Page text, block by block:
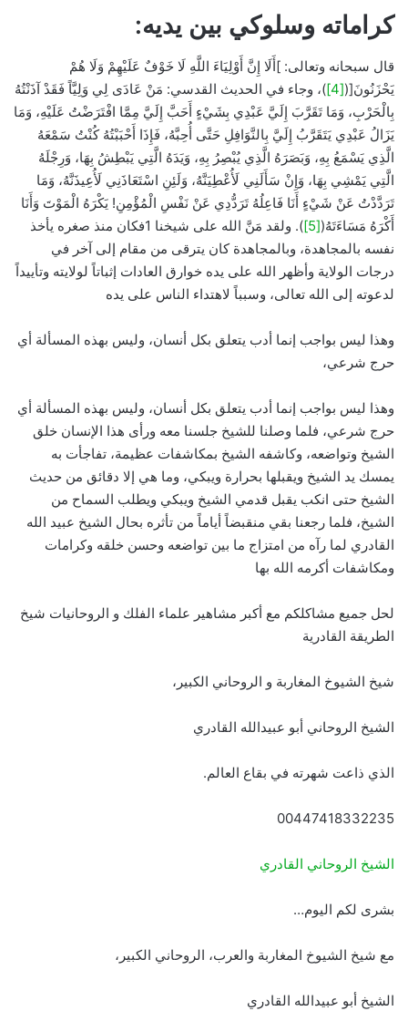
كراماته وسلوكي بين يديه:
قال سبحانه وتعالى: ]أَلَا إِنَّ أَوْلِيَاءَ اللَّهِ لَا خَوْفٌ عَلَيْهِمْ وَلَا هُمْ
يَحْزَنُونَ[([4]
)، وجاء في الحديث القدسي: مَنْ عَادَى لِي وَلِيَّاً فَقَدْ آذَنْتُهُ
بِالْحَرْبِ، وَمَا تَقَرَّبَ إِلَيَّ عَبْدِي بِشَيْءٍ أَحَبَّ إِلَيَّ مِمَّا افْتَرَضْتُ عَلَيْهِ، وَمَا
يَزَالُ عَبْدِي يَتَقَرَّبُ إِلَيَّ بِالنَّوَافِلِ حَتَّى أُحِبَّهُ، فَإِذَا أَحْبَبْتُهُ كُنْتُ سَمْعَهُ
الَّذِي يَسْمَعُ بِهِ، وَبَصَرَهُ الَّذِي يُبْصِرُ بِهِ، وَيَدَهُ الَّتِي يَبْطِشُ بِهَا، وَرِجْلَهُ
الَّتِي يَمْشِي بِهَا، وَإِنْ سَأَلَنِي لَأُعْطِيَنَّهُ، وَلَئِنِ اسْتَعَاذَنِي لَأُعِيذَنَّهُ، وَمَا
تَرَدَّدْتُ عَنْ شَيْءٍ أَنَا فَاعِلُهُ تَرَدُّدِي عَنْ نَفْسِ الْمُؤْمِنِ! يَكْرَهُ الْمَوْتَ وَأَنَا
أَكْرَهُ مَسَاءَتَهُ([5]
). ولقد مَنَّ الله على شيخنا 1فكان منذ صغره يأخذ
نفسه بالمجاهدة، وبالمجاهدة كان يترقى من مقام إلى آخر في
درجات الولاية وأظهر الله على يده خوارق العادات إثباتاً لولايته وتأييداً
لدعوته إلى الله تعالى، وسبباً لاهتداء الناس على يده
وهذا ليس بواجب إنما أدب يتعلق بكل أنسان، وليس بهذه المسألة أي
حرج شرعي،
وهذا ليس بواجب إنما أدب يتعلق بكل أنسان، وليس بهذه المسألة أي
حرج شرعي، فلما وصلنا للشيخ جلسنا معه ورأى هذا الإنسان خلق
الشيخ وتواضعه، وكاشفه الشيخ بمكاشفات عظيمة، تفاجأت به
يمسك يد الشيخ ويقبلها بحرارة ويبكي، وما هي إلا دقائق من حديث
الشيخ حتى انكب يقبل قدمي الشيخ ويبكي ويطلب السماح من
الشيخ، فلما رجعنا بقي منقبضاً أياماً من تأثره بحال الشيخ عبيد الله
القادري لما رآه من امتزاج ما بين تواضعه وحسن خلقه وكرامات
ومكاشفات أكرمه الله بها
لحل جميع مشاكلكم مع أكبر مشاهير علماء الفلك و الروحانيات شيخ
الطريقة القادرية
شيخ الشيوخ المغاربة و الروحاني الكبير،
الشيخ الروحاني أبو عبيدالله القادري
الذي ذاعت شهرته في بقاع العالم.
00447418332235
الشيخ الروحاني القادري
بشرى لكم اليوم…
مع شيخ الشيوخ المغاربة والعرب، الروحاني الكبير،
الشيخ أبو عبيدالله القادري